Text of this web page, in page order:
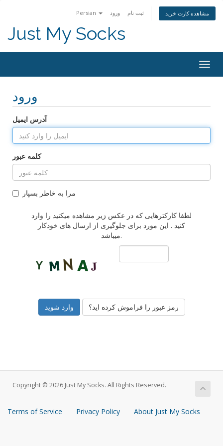
Persian ورود ثبت نام مشاهده کارت خرید
Just My Socks
ورود
آدرس ایمیل
کلمه عبور
مرا به خاطر بسپار
لطفا کارکترهایی که در عکس زیر مشاهده میکنید را وارد
کنید . این مورد برای جلوگیری از ارسال های خودکار
میباشد.
رمز عبور را فراموش کرده اید؟
Copyright © 2026 Just My Socks. All Rights Reserved.
Terms of Service Privacy Policy About Just My Socks